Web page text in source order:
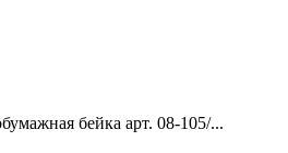
бейка арт. 08-105/...